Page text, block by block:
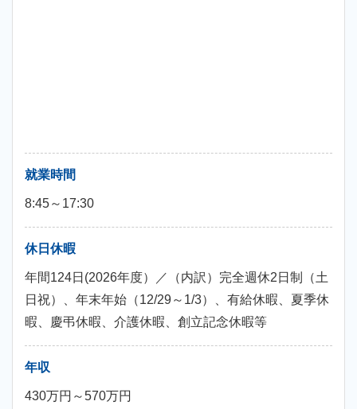
就業時間
8:45～17:30
休日休暇
年間124日(2026年度）／（内訳）完全週休2日制（土
日祝）、年末年始（12/29～1/3）、有給休暇、夏季休
暇、慶弔休暇、介護休暇、創立記念休暇等
年収
430万円～570万円